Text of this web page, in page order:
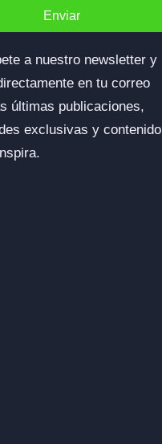
Enviar
a nuestro newsletter y
en tu correo
últimas publicaciones,
exclusivas y contenido